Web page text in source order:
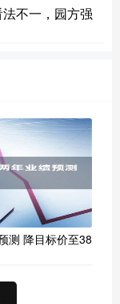
不一，园方强
测 降目标价至38